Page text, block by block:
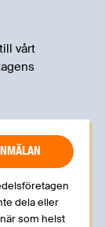
vårt
dela eller
som helst